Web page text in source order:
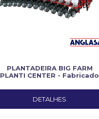
PLANTADEIRA BIG FARM
PLANTI CENTER - Fabricado
por Planti Center
DETALHES